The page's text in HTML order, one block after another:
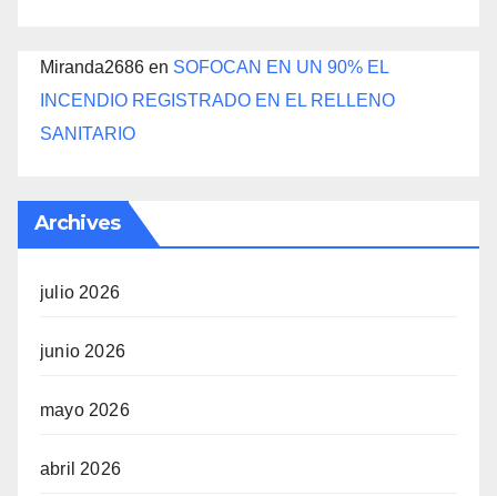
Miranda2686 en SOFOCAN EN UN 90% EL
INCENDIO REGISTRADO EN EL RELLENO
SANITARIO
Archives
julio 2026
junio 2026
mayo 2026
abril 2026